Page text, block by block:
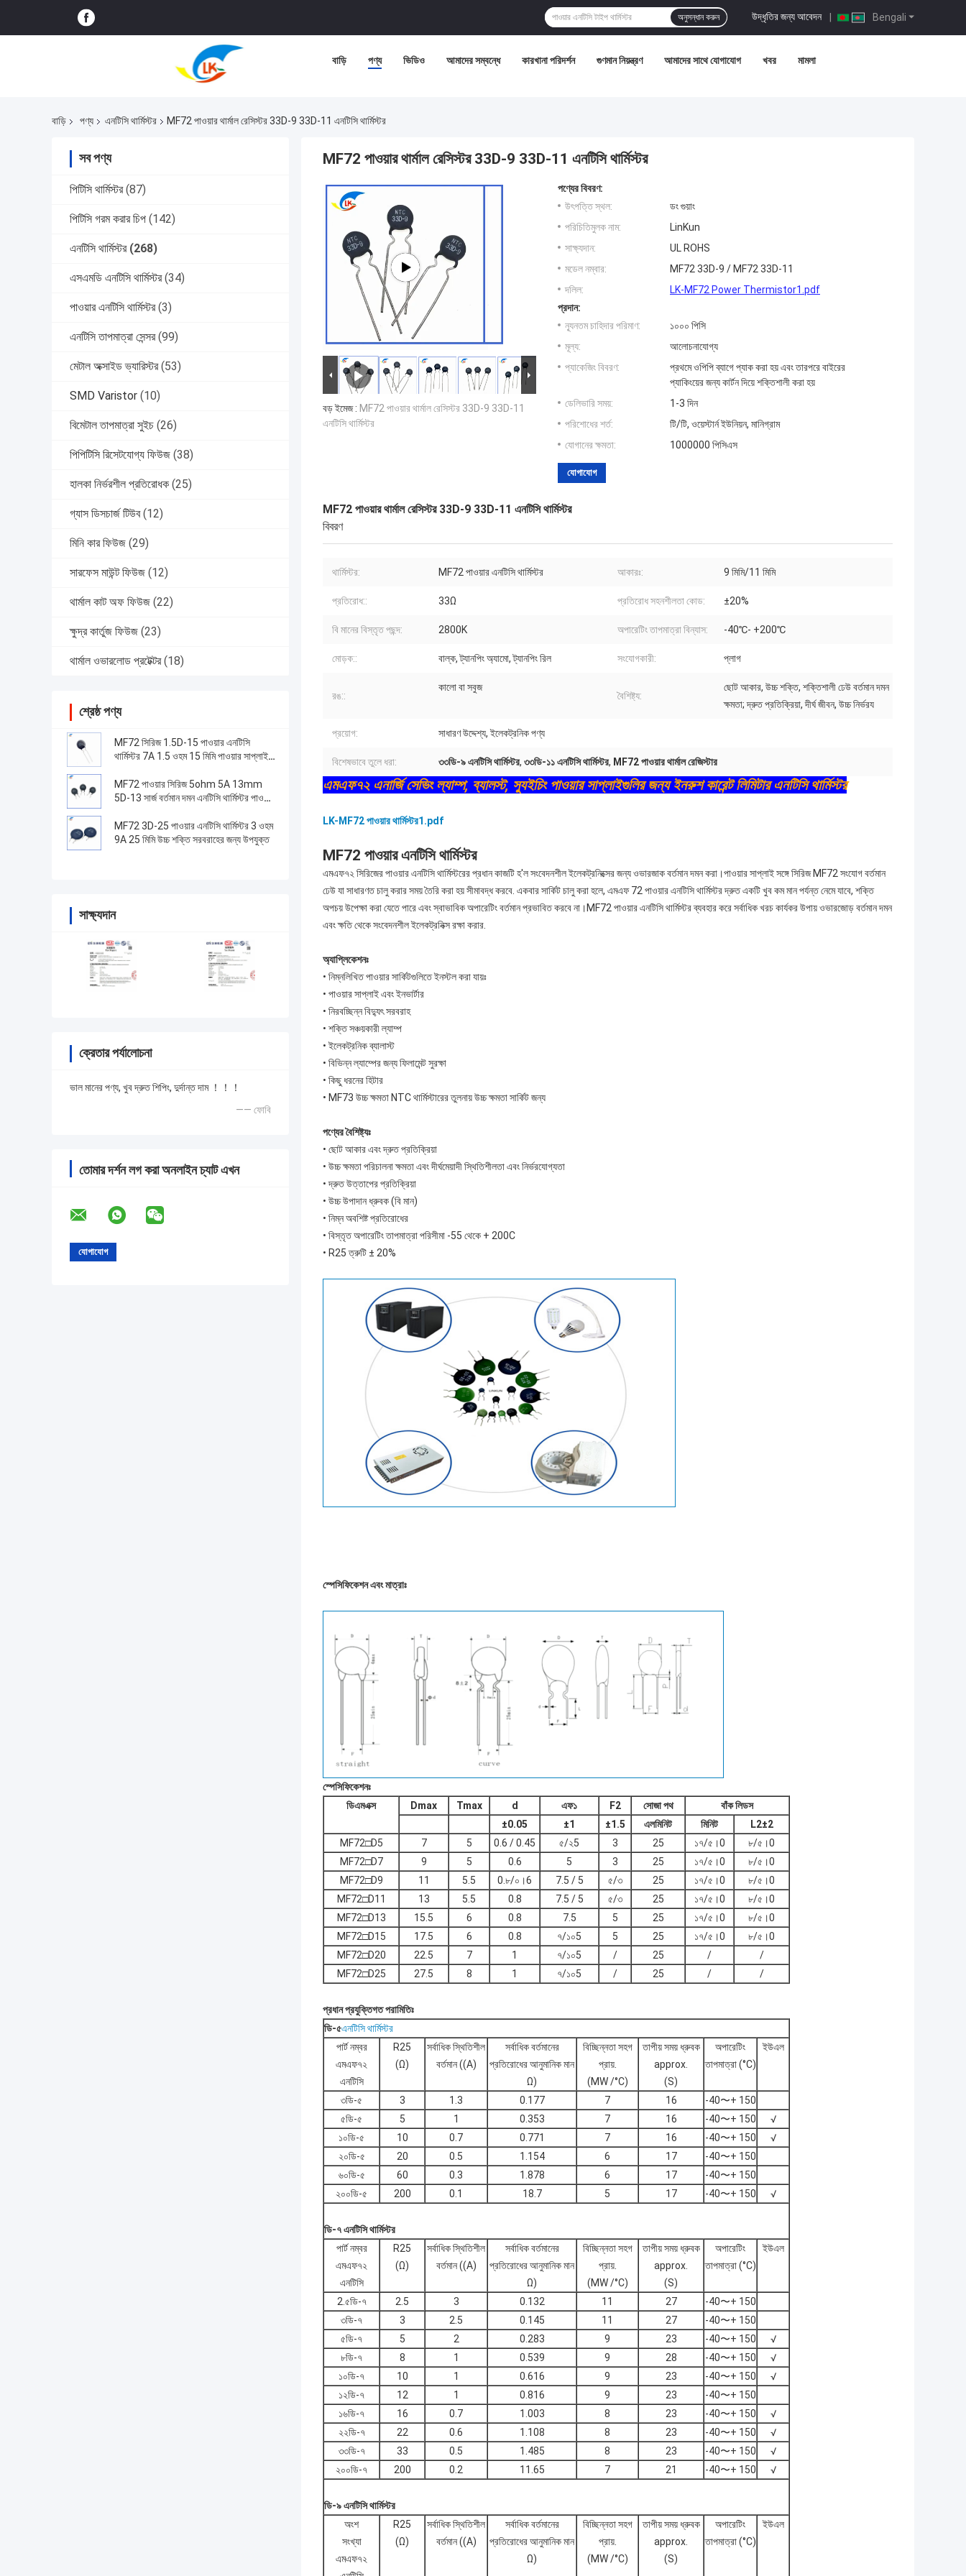
Bengali
উদ্ধৃতির জন্য আবেদন |
অনুসন্ধান করুন
বাড়ি পণ্য ভিডিও আমাদের সম্বন্ধে কারখানা পরিদর্শন গুণমান নিয়ন্ত্রণ আমাদের সাথে যোগাযোগ খবর মামলা
বাড়ি পণ্য এনটিসি থার্মিস্টর MF72 পাওয়ার থার্মাল রেসিস্টর 33D-9 33D-11 এনটিসি থার্মিস্টর
সব পণ্য
পিটিসি থার্মিস্টর (87)
পিটিসি গরম করার চিপ (142)
এনটিসি থার্মিস্টর (268)
এসএমডি এনটিসি থার্মিস্টর (34)
পাওয়ার এনটিসি থার্মিস্টর (3)
এনটিসি তাপমাত্রা সেন্সর (99)
মেটাল অক্সাইড ভ্যারিস্টর (53)
SMD Varistor (10)
বিমেটাল তাপমাত্রা সুইচ (26)
পিপিটিসি রিসেটযোগ্য ফিউজ (38)
হালকা নির্ভরশীল প্রতিরোধক (25)
গ্যাস ডিসচার্জ টিউব (12)
মিনি কার ফিউজ (29)
সারফেস মাউন্ট ফিউজ (12)
থার্মাল কাট অফ ফিউজ (22)
ক্ষুদ্র কার্তুজ ফিউজ (23)
থার্মাল ওভারলোড প্রটেক্টর (18)
শ্রেষ্ঠ পণ্য
MF72 সিরিজ 1.5D-15 পাওয়ার এনটিসি
থার্মিস্টর 7A 1.5 ওহম 15 মিমি পাওয়ার সাপ্লাই
MF72 পাওয়ার সিরিজ 5ohm 5A 13mm
5D-13 সার্জ বর্তমান দমন এনটিসি থার্মিস্টর পাওয়ার
MF72 3D-25 পাওয়ার এনটিসি থার্মিস্টর 3 ওহম
9A 25 মিমি উচ্চ শক্তি সরবরাহের জন্য উপযুক্ত
সাক্ষ্যদান
ক্রেতার পর্যালোচনা
ভাল মানের পণ্য, খুব দ্রুত শিপিং, দুর্দান্ত দাম ！！！
—— ফোবি
তোমার দর্শন লগ করা অনলাইন চ্যাট এখন
MF72 পাওয়ার থার্মাল রেসিস্টর 33D-9 33D-11 এনটিসি থার্মিস্টর
বড় ইমেজ : MF72 পাওয়ার থার্মাল রেসিস্টর 33D-9 33D-11
এনটিসি থার্মিস্টর
পণ্যের বিবরণ:
উৎপত্তি স্থল:
ডং গুয়াং
পরিচিতিমুলক নাম:
LinKun
সাক্ষ্যদান:
UL ROHS
মডেল নম্বার:
MF72 33D-9 / MF72 33D-11
দলিল:
LK-MF72 Power Thermistor1.pdf
প্রদান:
ন্যূনতম চাহিদার পরিমাণ:
১০০০ পিসি
মূল্য:
আলোচনাযোগ্য
প্যাকেজিং বিবরণ:
প্রথমে ওপিপি ব্যাগে প্যাক করা হয় এবং তারপরে বাইরের
প্যাকিংয়ের জন্য কার্টন দিয়ে শক্তিশালী করা হয়
ডেলিভারি সময়:
1-3 দিন
পরিশোধের শর্ত:
টি/টি, ওয়েস্টার্ন ইউনিয়ন, মানিগ্রাম
যোগানের ক্ষমতা:
1000000 পিসিএস
যোগাযোগ
MF72 পাওয়ার থার্মাল রেসিস্টর 33D-9 33D-11 এনটিসি থার্মিস্টর
বিবরণ
থার্মিস্টর: MF72 পাওয়ার এনটিসি থার্মিস্টর আকারঃ: 9 মিমি/11 মিমি
প্রতিরোধ:: 33Ω প্রতিরোধ সহনশীলতা কোড: ±20%
বি মানের বিস্তৃত পছন্দ: 2800K অপারেটিং তাপমাত্রা বিন্যাস: -40℃- +200℃
মোড়ক:: বাল্ক, ট্যানপিং অ্যামো, ট্যানপিং রিল সংযোগকারী: প্লাগ
রঙ::
কালো বা সবুজ
বৈশিষ্ট্য:
ছোট আকার, উচ্চ শক্তি, শক্তিশালী ঢেউ বর্তমান দমন
ক্ষমতা; দ্রুত প্রতিক্রিয়া, দীর্ঘ জীবন, উচ্চ নির্ভরয
প্রয়োগ: সাধারণ উদ্দেশ্য, ইলেকট্রনিক পণ্য
বিশেষভাবে তুলে ধরা: ৩৩ডি-৯ এনটিসি থার্মিস্টর, ৩৩ডি-১১ এনটিসি থার্মিস্টর, MF72 পাওয়ার থার্মাল রেজিস্টার
এমএফ৭২ এনার্জি সেভিং ল্যাম্প, ব্যালস্ট, স্যুইচিং পাওয়ার সাপ্লাইগুলির জন্য ইনরুশ কারেন্ট লিমিটার এনটিসি থার্মিস্টর
LK-MF72 পাওয়ার থার্মিস্টর1.pdf
MF72 পাওয়ার এনটিসি থার্মিস্টর
এমএফ৭২ সিরিজের পাওয়ার এনটিসি থার্মিস্টরের প্রধান কাজটি হ'ল সংবেদনশীল ইলেকট্রনিক্সের জন্য ওভারজাক বর্তমান দমন করা।পাওয়ার সাপ্লাই সঙ্গে সিরিজ MF72 সংযোগ বর্তমান
ঢেউ যা সাধারণত চালু করার সময় তৈরি করা হয় সীমাবদ্ধ করবে. একবার সার্কিট চালু করা হলে, এমএফ 72 পাওয়ার এনটিসি থার্মিস্টর দ্রুত একটি খুব কম মান পর্যন্ত নেমে যাবে, শক্তি
অপচয় উপেক্ষা করা যেতে পারে এবং স্বাভাবিক অপারেটিং বর্তমান প্রভাবিত করবে না।MF72 পাওয়ার এনটিসি থার্মিস্টর ব্যবহার করে সর্বাধিক খরচ কার্যকর উপায় ওভারজোড় বর্তমান দমন
এবং ক্ষতি থেকে সংবেদনশীল ইলেকট্রনিক্স রক্ষা করার.
অ্যাপ্লিকেশনঃ
• নিম্নলিখিত পাওয়ার সার্কিটগুলিতে ইনস্টল করা যায়ঃ
• পাওয়ার সাপ্লাই এবং ইনভার্টার
• নিরবচ্ছিন্ন বিদ্যুৎ সরবরাহ
• শক্তি সঞ্চয়কারী ল্যাম্প
• ইলেকট্রনিক ব্যালাস্ট
• বিভিন্ন ল্যাম্পের জন্য ফিলামেন্ট সুরক্ষা
• কিছু ধরনের হিটার
• MF73 উচ্চ ক্ষমতা NTC থার্মিস্টারের তুলনায় উচ্চ ক্ষমতা সার্কিট জন্য
পণ্যের বৈশিষ্ট্যঃ
• ছোট আকার এবং দ্রুত প্রতিক্রিয়া
• উচ্চ ক্ষমতা পরিচালনা ক্ষমতা এবং দীর্ঘমেয়াদী স্থিতিশীলতা এবং নির্ভরযোগ্যতা
• দ্রুত উত্তাপের প্রতিক্রিয়া
• উচ্চ উপাদান ধ্রুবক (বি মান)
• নিম্ন অবশিষ্ট প্রতিরোধের
• বিস্তৃত অপারেটিং তাপমাত্রা পরিসীমা -55 থেকে + 200C
• R25 ত্রুটি ± 20%
স্পেসিফিকেশন এবং মাত্রাঃ
স্পেসিফিকেশনঃ
ডিএমএক্স
Dmax Tmax d এফ১ F2 সোজা পথ
বাঁক লিডস
±0.05 ±1 ±1.5 এলমিনিট মিনিট
L2±2
MF72□D5
7 5 0.6 / 0.45 ৫/২5 3 25 ১৭/৫।0
৮/৫।0
MF72□D7
9 5 0.6 5 3 25 ১৭/৫।0
৮/৫।0
MF72□D9
11 5.5 0.৮/০।6 7.5 / 5 ৫/৩ 25 ১৭/৫।0
৮/৫।0
MF72□D11
13 5.5 0.8 7.5 / 5 ৫/৩ 25 ১৭/৫।0
৮/৫।0
MF72□D13
15.5 6 0.8 7.5 5 25 ১৭/৫।0
৮/৫।0
MF72□D15
17.5 6 0.8 ৭/১০5 5 25 ১৭/৫।0
৮/৫।0
MF72□D20
22.5 7 1 ৭/১০5 / 25 /
/
MF72□D25
27.5 8 1 ৭/১০5 / 25 / /
প্রধান প্রযুক্তিগত পরামিতিঃ
ডি-৫এনটিসি থার্মিস্টর
পার্ট নম্বর
এমএফ৭২
এনটিসি
R25
(Ω)
সর্বাধিক স্থিতিশীল
বর্তমান ((A)
সর্বাধিক বর্তমানের
প্রতিরোধের আনুমানিক মান
Ω)
বিচ্ছিন্নতা সহগ
প্রায়.
(MW /°C)
তাপীয় সময় ধ্রুবক
approx.
(S)
অপারেটিং
তাপমাত্রা (°C)
ইউএল
৩ডি-৫ 3 1.3 0.177 7 16
-40〜+ 150
৫ডি-৫
5 1 0.353 7 16 -40〜+ 150
√
১০ডি-৫
10 0.7 0.771 7 16 -40〜+ 150
√
২০ডি-৫
20 0.5 1.154 6 17
-40〜+ 150
৬০ডি-৫
60 0.3 1.878 6 17
-40〜+ 150
২০০ডি-৫
200 0.1 18.7 5 17 -40〜+ 150 √
ডি-৭ এনটিসি থার্মিস্টর
পার্ট নম্বর
এমএফ৭২
এনটিসি
R25
(Ω)
সর্বাধিক স্থিতিশীল
বর্তমান ((A)
সর্বাধিক বর্তমানের
প্রতিরোধের আনুমানিক মান
Ω)
বিচ্ছিন্নতা সহগ
প্রায়.
(MW /°C)
তাপীয় সময় ধ্রুবক
approx.
(S)
অপারেটিং
তাপমাত্রা (°C)
ইউএল
2.৫ডি-৭ 2.5 3 0.132 11 27
-40〜+ 150
৩ডি-৭
3 2.5 0.145 11 27
-40〜+ 150
৫ডি-৭
5 2 0.283 9 23 -40〜+ 150
√
৮ডি-৭
8 1 0.539 9 28 -40〜+ 150
√
১০ডি-৭
10 1 0.616 9 23 -40〜+ 150
√
১২ডি-৭
12 1 0.816 9 23
-40〜+ 150
১৬ডি-৭
16 0.7 1.003 8 23 -40〜+ 150
√
২২ডি-৭
22 0.6 1.108 8 23 -40〜+ 150
√
৩৩ডি-৭
33 0.5 1.485 8 23 -40〜+ 150
√
২০০ডি-৭
200 0.2 11.65 7 21 -40〜+ 150 √
ডি-৯ এনটিসি থার্মিস্টর
অংশ
সংখ্যা
এমএফ৭২
R25
(Ω)
সর্বাধিক স্থিতিশীল
বর্তমান ((A)
সর্বাধিক বর্তমানের
প্রতিরোধের আনুমানিক মান
Ω)
বিচ্ছিন্নতা সহগ
প্রায়.
(MW /°C)
তাপীয় সময় ধ্রুবক
approx.
(S)
অপারেটিং
তাপমাত্রা (°C)
ইউএল